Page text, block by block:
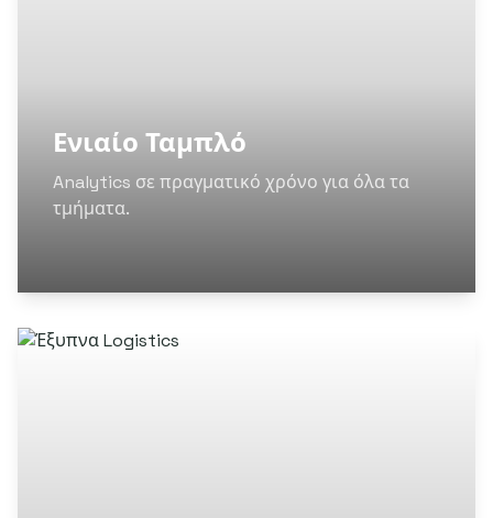
Ενιαίο Ταμπλό
Analytics σε πραγματικό χρόνο για όλα τα
τμήματα.